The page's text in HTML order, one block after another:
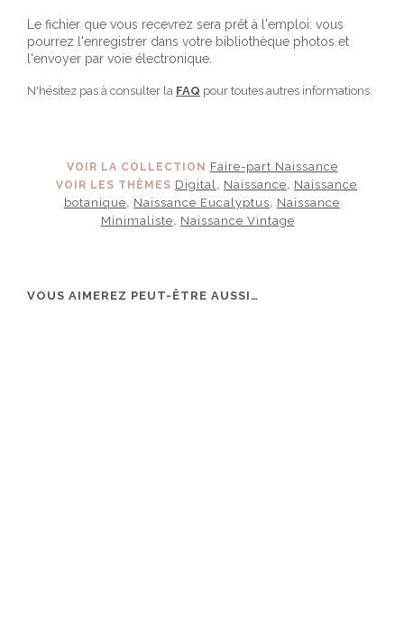
Le fichier que vous recevrez sera prêt à l'emploi: vous
pourrez l'enregistrer dans votre bibliothèque photos et
l'envoyer par voie électronique.
N'hésitez pas à consulter la FAQ pour toutes autres informations.
VOIR LA COLLECTION Faire-part Naissance
VOIR LES THÈMES Digital , Naissance, Naissance
botanique, Naissance Eucalyptus, Naissance
Minimaliste, Naissance Vintage
VOUS AIMEREZ PEUT-ÊTRE AUSSI…